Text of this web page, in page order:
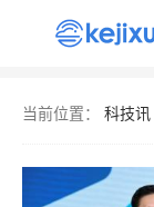
当前位置：
科技讯